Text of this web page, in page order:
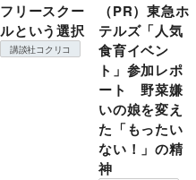
フリースクー
ルという選択
講談社コクリコ
（PR）東急ホ
テルズ「人気
食育イベン
ト」参加レポ
ート 野菜嫌
いの娘を変え
た「もったい
ない！」の精
神